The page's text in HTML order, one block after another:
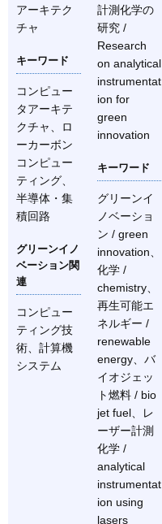
アーキテク
チャ
キーワード
コンピュー
タアーキテ
クチャ、ロ
ーカーボン
コンピュー
ティング、
半導体・集
積回路
グリーンイノ
ベーション関
連
コンピュー
ティング技
術、計算機
システム
計測化学の
研究 /
Research
on analytical
instrumentat
ion for
green
innovation
キーワード
グリーンイ
ノベーショ
ン / green
innovation、
化学 /
chemistry、
再生可能エ
ネルギー /
renewable
energy、バ
イオジェッ
ト燃料 / bio
jet fuel、レ
ーザー計測
化学 /
analytical
instrumentat
ion using
lasers